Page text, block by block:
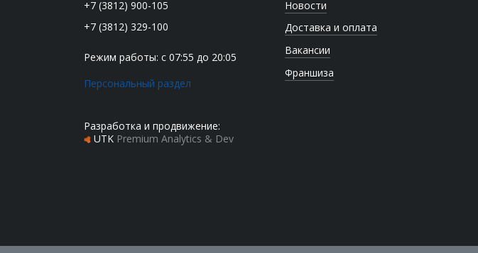
Новости
Доставка и оплата
Вакансии
Франшиза
+7 (3812) 900-105
+7 (3812) 329-100
Режим работы: с 07:55 до 20:05
Персональный раздел
Разработка и продвижение:
UTK Premium Analytics & Dev